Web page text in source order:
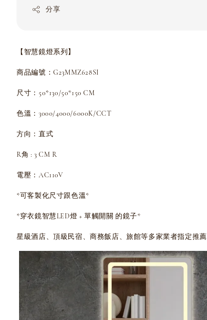
分享
【智慧鏡燈系列】
商品編號：G23MMZ628SI
尺寸：50*130/50*150 CM
色溫：3000/4000/6000K/CCT
方向：直式
R角 : 3 CM R
電壓：AC110V
*可客製化尺寸跟色溫*
*穿衣鏡智慧LED燈 + 單觸開關 的鏡子*
星級酒店、頂級民宿、商務飯店、旅館等多家業者指定推薦